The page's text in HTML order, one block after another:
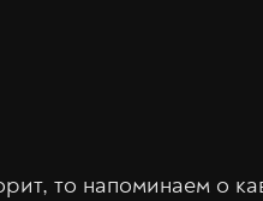
то напоминаем о